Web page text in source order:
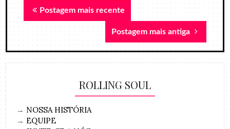
Postagem mais recente
Postagem mais antiga
ROLLING SOUL
→ NOSSA HISTÓRIA
→ EQUIPE